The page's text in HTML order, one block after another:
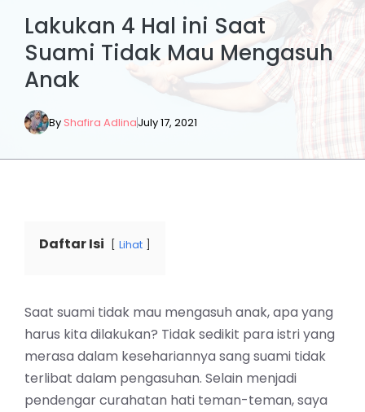
Lakukan 4 Hal ini Saat
Suami Tidak Mau Mengasuh
Anak
By Shafira AdlinaJuly 17, 2021
Daftar Isi Lihat
Saat suami tidak mau mengasuh anak, apa yang
harus kita dilakukan? Tidak sedikit para istri yang
merasa dalam kesehariannya sang suami tidak
terlibat dalam pengasuhan. Selain menjadi
pendengar curahatan hati teman-teman, saya